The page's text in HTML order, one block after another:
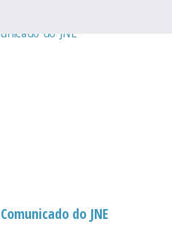
Comunicado do JNE